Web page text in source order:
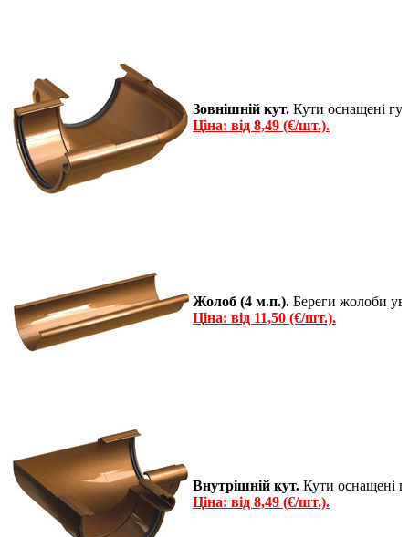
Зовнішній кут. Кути оснащені
Ціна: від 8,49 (€/шт.).
Жолоб (4 м.п.). Береги жолоби
Ціна: від 11,50 (€/шт.).
Внутрішній кут. Кути оснащені
Ціна: від 8,49 (€/шт.).